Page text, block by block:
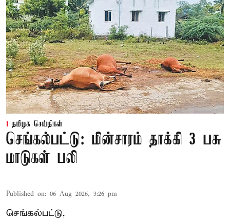
தமிழக செய்திகள்
செங்கல்பட்டு: மின்சாரம் தாக்கி 3 பசு
மாடுகள் பலி
Published on: 06 Aug 2026, 3:26 pm
செங்கல்பட்டு,